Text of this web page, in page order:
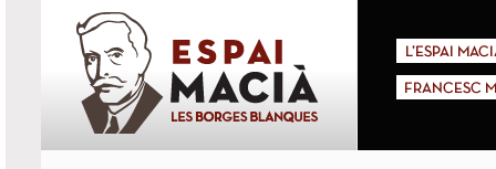
L'ESPAI
FRANCESC